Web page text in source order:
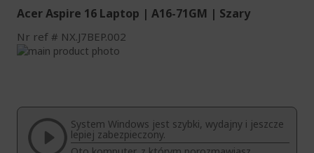
Acer Aspire 16 Laptop | A16-71GM | Szary
Nr ref NX.J7BEP.002
Przejdź
galerii
System Windows jest szybki, wydajny i jeszcze
lepiej zabezpieczony.